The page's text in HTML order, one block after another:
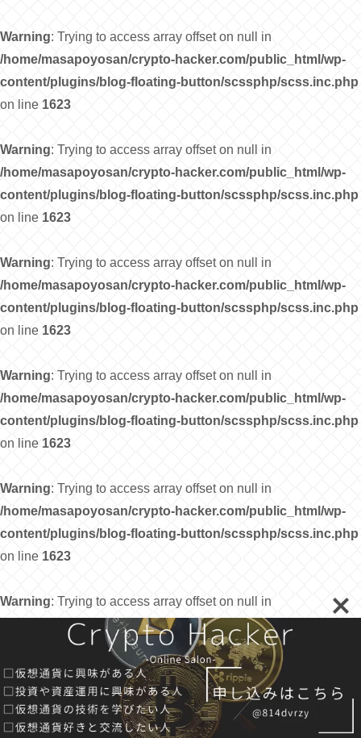
Warning: Trying to access array offset on null in
/home/masapoyosan/crypto-hacker.com/public_html/wp-
content/plugins/blog-floating-button/scssphp/scss.inc.php
on line 1623
Warning: Trying to access array offset on null in
/home/masapoyosan/crypto-hacker.com/public_html/wp-
content/plugins/blog-floating-button/scssphp/scss.inc.php
on line 1623
Warning: Trying to access array offset on null in
/home/masapoyosan/crypto-hacker.com/public_html/wp-
content/plugins/blog-floating-button/scssphp/scss.inc.php
on line 1623
Warning: Trying to access array offset on null in
/home/masapoyosan/crypto-hacker.com/public_html/wp-
content/plugins/blog-floating-button/scssphp/scss.inc.php
on line 1623
Warning: Trying to access array offset on null in
/home/masapoyosan/crypto-hacker.com/public_html/wp-
content/plugins/blog-floating-button/scssphp/scss.inc.php
on line 1623
Warning: Trying to access array offset on null in
/home/masapoyosan/crypto-hacker.com/public_html/wp-
content/plugins/blog-floating-button/scssphp/scss.inc.php
on line1623
Warning: Trying to access array offset on null in